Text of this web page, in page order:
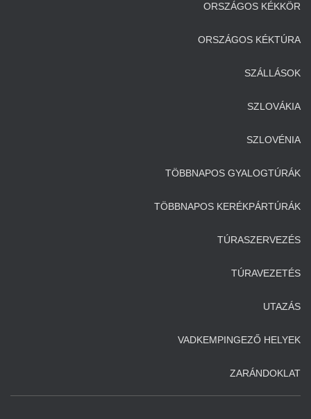
ORSZÁGOS KÉKKÖR
ORSZÁGOS KÉKTÚRA
SZÁLLÁSOK
SZLOVÁKIA
SZLOVÉNIA
TÖBBNAPOS GYALOGTÚRÁK
TÖBBNAPOS KERÉKPÁRTÚRÁK
TÚRASZERVEZÉS
TÚRAVEZETÉS
UTAZÁS
VADKEMPINGEZŐ HELYEK
ZARÁNDOKLAT